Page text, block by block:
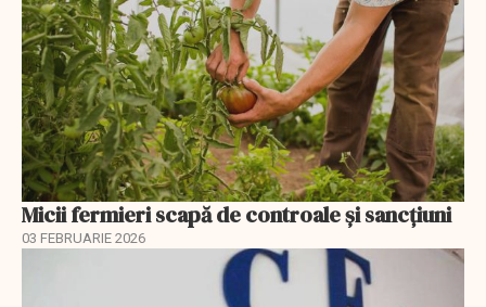
Micii fermieri scapă de controale și sancțiuni
03 FEBRUARIE 2026